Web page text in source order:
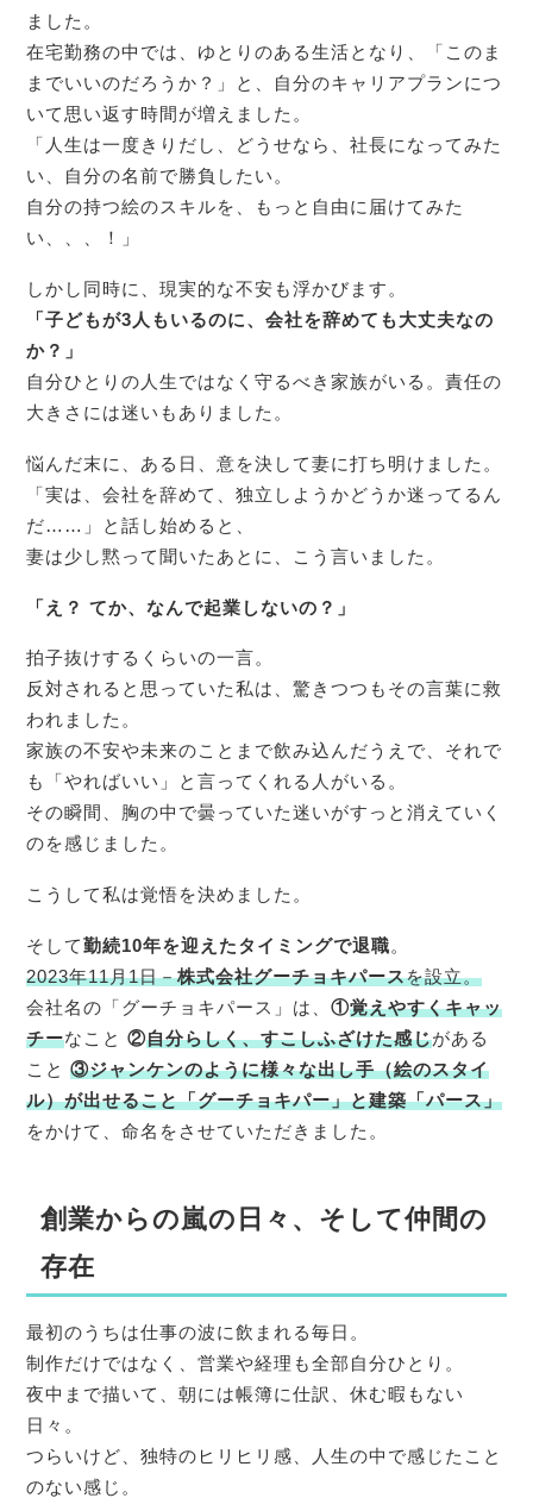
ました。
在宅勤務の中では、ゆとりのある生活となり、「このま
までいいのだろうか？」と、自分のキャリアプランにつ
いて思い返す時間が増えました。
「人生は一度きりだし、どうせなら、社長になってみた
い、自分の名前で勝負したい。
自分の持つ絵のスキルを、もっと自由に届けてみた
い、、、！」
しかし同時に、現実的な不安も浮かびます。
「子どもが3人もいるのに、会社を辞めても大丈夫なの
か？」
自分ひとりの人生ではなく守るべき家族がいる。責任の
大きさには迷いもありました。
悩んだ末に、ある日、意を決して妻に打ち明けました。
「実は、会社を辞めて、独立しようかどうか迷ってるん
だ……」と話し始めると、
妻は少し黙って聞いたあとに、こう言いました。
「え？ てか、なんで起業しないの？」
拍子抜けするくらいの一言。
反対されると思っていた私は、驚きつつもその言葉に救
われました。
家族の不安や未来のことまで飲み込んだうえで、それで
も「やればいい」と言ってくれる人がいる。
その瞬間、胸の中で曇っていた迷いがすっと消えていく
のを感じました。
こうして私は覚悟を決めました。
そして勤続10年を迎えたタイミングで退職。
2023年11月1日－株式会社グーチョキパースを設立。
会社名の「グーチョキパース」は、①覚えやすくキャッ
チーなこと②自分らしく、すこしふざけた感じがある
こと③ジャンケンのように様々な出し手（絵のスタイ
ル）が出せること「グーチョキパー」と建築「パース」
をかけて、命名をさせていただきました。
創業からの嵐の日々、そして仲間の
存在
最初のうちは仕事の波に飲まれる毎日。
制作だけではなく、営業や経理も全部自分ひとり。
夜中まで描いて、朝には帳簿に仕訳、休む暇もない
日々。
つらいけど、独特のヒリヒリ感、人生の中で感じたこと
のない感じ。